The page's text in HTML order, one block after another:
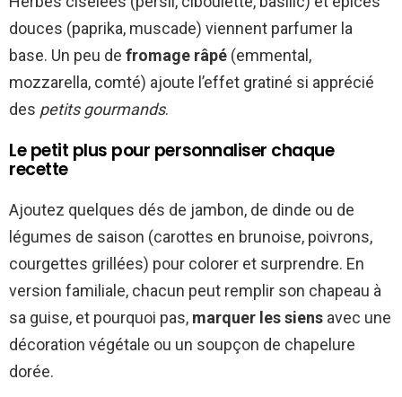
douces (paprika, muscade) viennent parfumer la
base. Un peu de fromage râpé (emmental,
mozzarella, comté) ajoute l’effet gratiné si apprécié
des petits gourmands.
Le petit plus pour personnaliser chaque
recette
Ajoutez quelques dés de jambon, de dinde ou de
légumes de saison (carottes en brunoise, poivrons,
courgettes grillées) pour colorer et surprendre. En
version familiale, chacun peut remplir son chapeau à
sa guise, et pourquoi pas, marquer les siens avec une
décoration végétale ou un soupçon de chapelure
dorée.